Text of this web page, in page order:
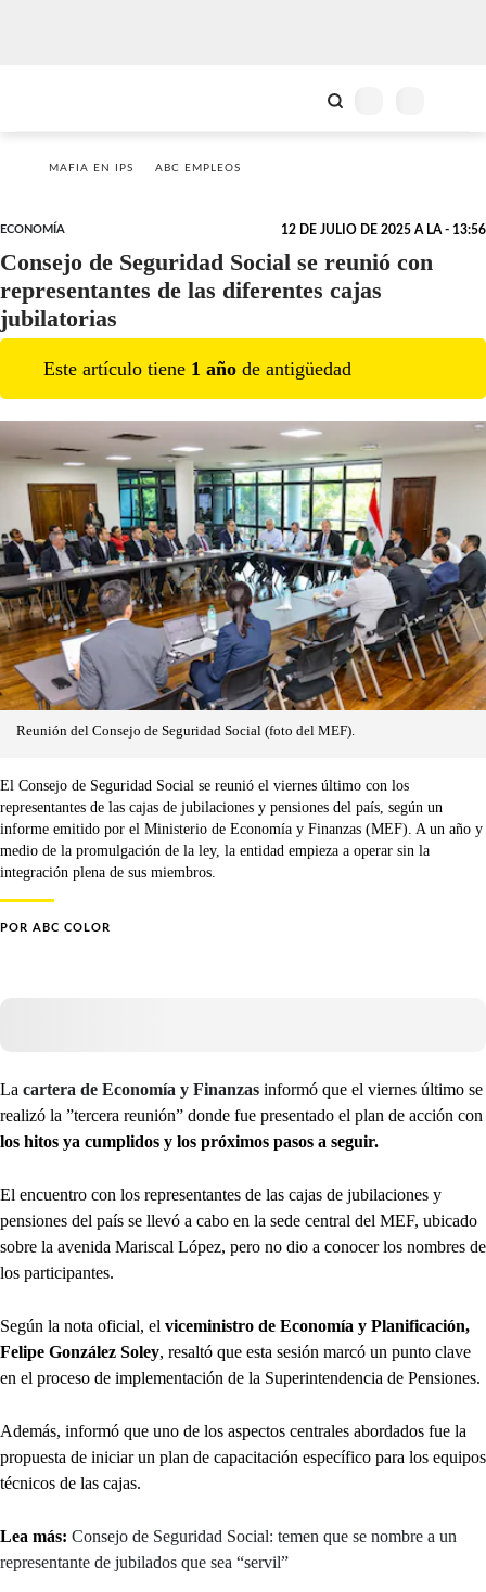
MAFIA EN IPS ABC EMPLEOS
ECONOMÍA 12 DE JULIO DE 2025 A LA - 13:56
Consejo de Seguridad Social se reunió con
representantes de las diferentes cajas
jubilatorias
Este artículo tiene 1 año de antigüedad
Reunión del Consejo de Seguridad Social (foto del MEF).
El Consejo de Seguridad Social se reunió el viernes último con los
representantes de las cajas de jubilaciones y pensiones del país, según un
informe emitido por el Ministerio de Economía y Finanzas (MEF). A un año y
medio de la promulgación de la ley, la entidad empieza a operar sin la
integración plena de sus miembros.
POR ABC COLOR
La cartera de Economía y Finanzas informó que el viernes último se
realizó la ”tercera reunión” donde fue presentado el plan de acción con
los hitos ya cumplidos y los próximos pasos a seguir.
El encuentro con los representantes de las cajas de jubilaciones y
pensiones del país se llevó a cabo en la sede central del MEF, ubicado
sobre la avenida Mariscal López, pero no dio a conocer los nombres de
los participantes.
Según la nota oficial, el viceministro de Economía y Planificación,
Felipe González Soley, resaltó que esta sesión marcó un punto clave
en el proceso de implementación de la Superintendencia de Pensiones.
Además, informó que uno de los aspectos centrales abordados fue la
propuesta de iniciar un plan de capacitación específico para los equipos
técnicos de las cajas.
Lea más: Consejo de Seguridad Social: temen que se nombre a un
representante de jubilados que sea “servil”